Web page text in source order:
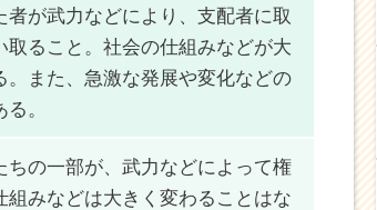
者が武力などにより、支配者に取
ること。 社会の仕組みなどが大
。また、急激な発展や変化などの
。
ちの一部が、武力などによって権
組みなどは大きく変わることはな